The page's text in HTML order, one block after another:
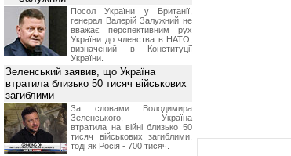
Посол України у Британії,
генерал Валерій Залужний не
вважає перспективним рух
України до членства в НАТО,
визначений в Конституції
України.
Зеленський заявив, що Україна
втратила близько 50 тисяч військових
загиблими
За словами Володимира
Зеленського, Україна
втратила на війні близько 50
тисяч військових загиблими,
тоді як Росія - 700 тисяч.